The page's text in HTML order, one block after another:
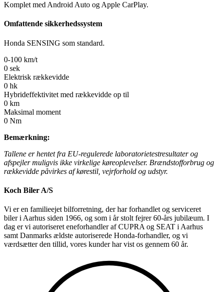
Komplet med Android Auto og Apple CarPlay.
Omfattende sikkerhedssystem
Honda SENSING som standard.
0-100 km/t
0 sek
Elektrisk rækkevidde
0 hk
Hybrideffektivitet med rækkevidde op til
0 km
Maksimal moment
0 Nm
Bemærkning:
Tallene er hentet fra EU-regulerede laboratorietestresultater og
afspejler muligvis ikke virkelige køreoplevelser. Brændstofforbrug og
rækkevidde påvirkes af kørestil, vejrforhold og udstyr.
Koch Biler A/S
Vi er en familieejet bilforretning, der har forhandlet og serviceret
biler i Aarhus siden 1966, og som i år stolt fejrer 60-års jubilæum. I
dag er vi autoriseret eneforhandler af CUPRA og SEAT i Aarhus
samt Danmarks ældste autoriserede Honda-forhandler, og vi
værdsætter den tillid, vores kunder har vist os gennem 60 år.